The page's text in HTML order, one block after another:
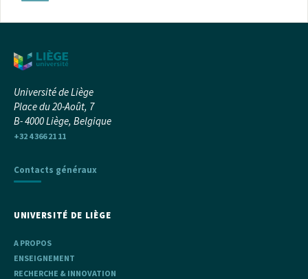
Université de Liège
Place du 20-Août, 7
B- 4000 Liège, Belgique
+32 4 366 21 11
Contacts généraux
UNIVERSITÉ DE LIÈGE
A PROPOS
ENSEIGNEMENT
RECHERCHE & INNOVATION